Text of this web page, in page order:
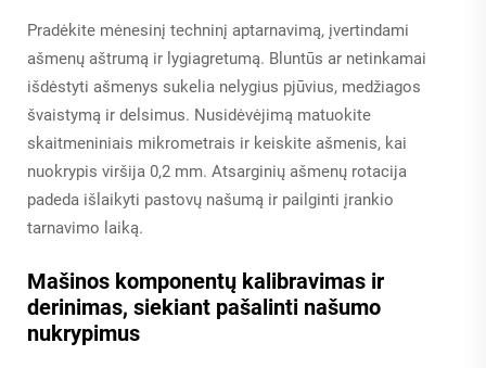
Pradėkite mėnesinį techninį aptarnavimą, įvertindami
ašmenų aštrumą ir lygiagretumą. Bluntūs ar netinkamai
išdėstyti ašmenys sukelia nelygius pjūvius, medžiagos
švaistymą ir delsimus. Nusidėvėjimą matuokite
skaitmeniniais mikrometrais ir keiskite ašmenis, kai
nuokrypis viršija 0,2 mm. Atsarginių ašmenų rotacija
padeda išlaikyti pastovų našumą ir pailginti įrankio
tarnavimo laiką.
Mašinos komponentų kalibravimas ir
derinimas, siekiant pašalinti našumo
nukrypimus